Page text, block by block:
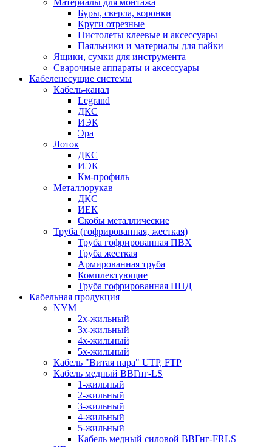
Буры, сверла, коронки
Круги отрезные
Пистолеты клеевые и аксессуары
Паяльники и материалы для пайки
Ящики, сумки для инструмента
Сварочные аппараты и аксессуары
Кабеленесущие системы
Кабель-канал
Legrand
ДКС
ИЭК
Эра
Лоток
ДКС
ИЭК
Км-профиль
Металлорукав
ДКС
ИЕК
Скобы металлические
Труба (гофрированная, жесткая)
Труба гофрированная ПВХ
Труба жесткая
Армированная труба
Комплектующие
Труба гофрированная ПНД
Кабельная продукция
NYM
2х-жильный
3х-жильный
4х-жильный
5х-жильный
Кабель "Витая пара" UTP, FTP
Кабель медный ВВГнг-LS
1-жильный
2-жильный
3-жильный
4-жильный
5-жильный
Кабель медный силовой ВВГнг-FRLS